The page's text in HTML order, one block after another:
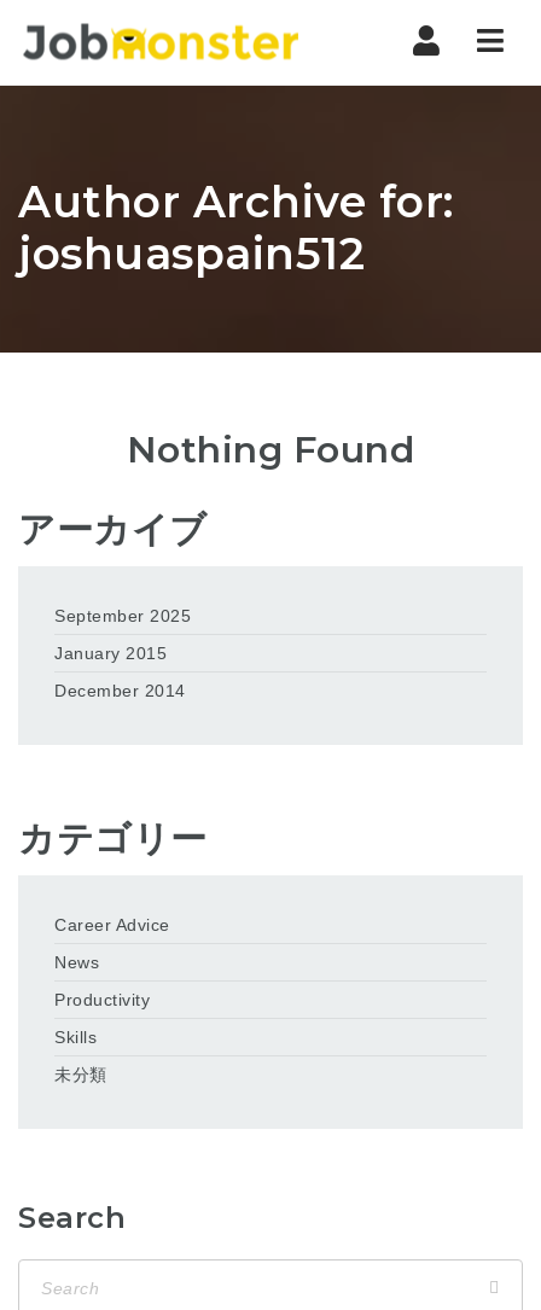
Author Archive for:
joshuaspain512
Nothing Found
アーカイブ
September 2025
January 2015
December 2014
カテゴリー
Career Advice
News
Productivity
Skills
未分類
Search